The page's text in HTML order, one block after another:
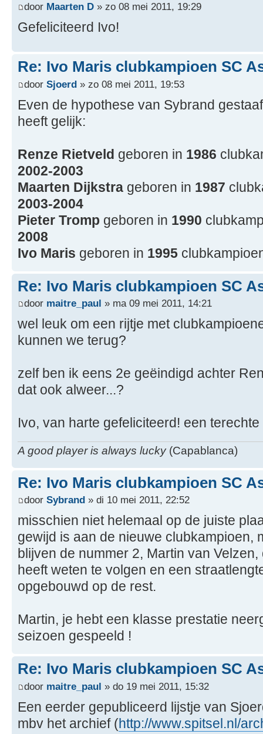
door Maarten D » zo 08 mei 2011, 19:29
Gefeliciteerd Ivo!
Re: Ivo Maris clubkampioen SC
door Sjoerd » zo 08 mei 2011, 19:53
Even de hypothese van Sybrand
heeft gelijk:
Renze Rietveld geboren in 1986
2002-2003
Maarten Dijkstra geboren in 1987
2003-2004
Pieter Tromp geboren in 1990
2008
Ivo Maris geboren in 1995
Re: Ivo Maris clubkampioen SC
door maitre_paul » ma 09 mei 2011, 14:21
wel leuk om een rijtje met
kunnen we terug?
zelf ben ik eens 2e geëindigd achter
dat ook alweer...?
Ivo, van harte gefeliciteerd! een
A good player is always lucky(Capablanca)
Re: Ivo Maris clubkampioen SC
door Sybrand » di 10 mei 2011, 22:52
misschien niet helemaal op de juiste
gewijd is aan de nieuwe clubkampioen,
blijven de nummer 2, Martin van
heeft weten te volgen en een
opgebouwd op de rest.
Martin, je hebt een klasse prestatie
seizoen gespeeld !
Re: Ivo Maris clubkampioen SC
door maitre_paul » do 19 mei 2011, 15:32
Een eerder gepubliceerd lijstje van
mbv het archief (http://www.spitsel.nl/